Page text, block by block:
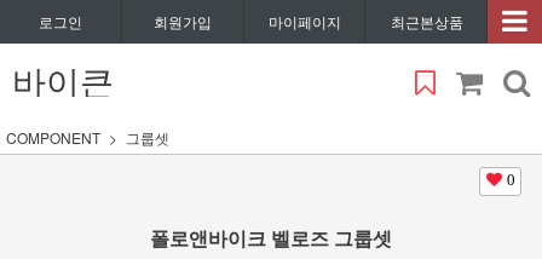
로그인 회원가입 마이페이지 최근본상품
바이큰
COMPONENT 그룹셋
0
폴로앤바이크 벨로즈 그룹셋